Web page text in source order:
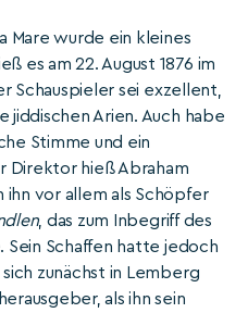
Mare wurde ein kleines
es am 22. August 1876 im
Schauspieler sei exzellent,
jiddischen Arien. Auch habe
Stimme und ein
Direktor hieß Abraham
vor allem als Schöpfer
, das zum Inbegriff des
Sein Schaffen hatte jedoch
zunächst in Lemberg
als ihn sein